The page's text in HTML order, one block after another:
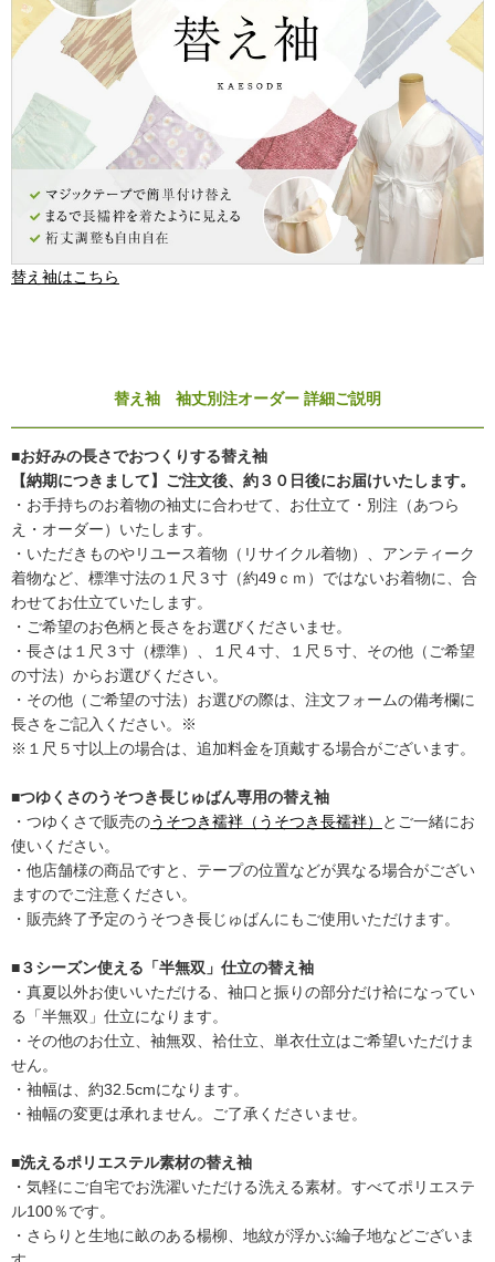
替え袖はこちら
替え袖 袖丈別注オーダー 詳細ご説明
■お好みの長さでおつくりする替え袖
【納期につきまして】ご注文後、約３０日後にお届けいたします。
・お手持ちのお着物の袖丈に合わせて、お仕立て・別注（あつら
え・オーダー）いたします。
・いただきものやリユース着物（リサイクル着物）、アンティーク
着物など、標準寸法の１尺３寸（約49ｃｍ）ではないお着物に、合
わせてお仕立ていたします。
・ご希望のお色柄と長さをお選びくださいませ。
・長さは１尺３寸（標準）、１尺４寸、１尺５寸、その他（ご希望
の寸法）からお選びください。
・その他（ご希望の寸法）お選びの際は、注文フォームの備考欄に
長さをご記入ください。※
※１尺５寸以上の場合は、追加料金を頂戴する場合がございます。
■つゆくさのうそつき長じゅばん専用の替え袖
・つゆくさで販売のうそつき襦袢（うそつき長襦袢）
とご一緒にお
使いください。
・他店舗様の商品ですと、テープの位置などが異なる場合がござい
ますのでご注意ください。
・販売終了予定のうそつき長じゅばんにもご使用いただけます。
■３シーズン使える「半無双」仕立の替え袖
・真夏以外お使いいただける、袖口と振りの部分だけ袷になってい
る「半無双」仕立になります。
・その他のお仕立、袖無双、袷仕立、単衣仕立はご希望いただけま
せん。
・袖幅は、約32.5cmになります。
・袖幅の変更は承れません。ご了承くださいませ。
■洗えるポリエステル素材の替え袖
・気軽にご自宅でお洗濯いただける洗える素材。すべてポリエステ
ル100％です。
・さらりと生地に畝のある楊柳、地紋が浮かぶ綸子地などございま